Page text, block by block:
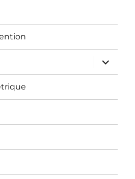
ouvrir
le
sous-